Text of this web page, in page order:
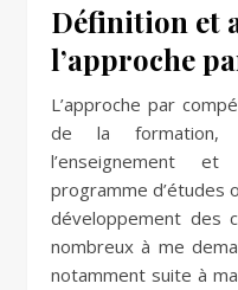
Définition et
l’approche
L’approche par
de la formation,
l’enseignement
programme d’études
développement des
nombreux à me
notamment suite à